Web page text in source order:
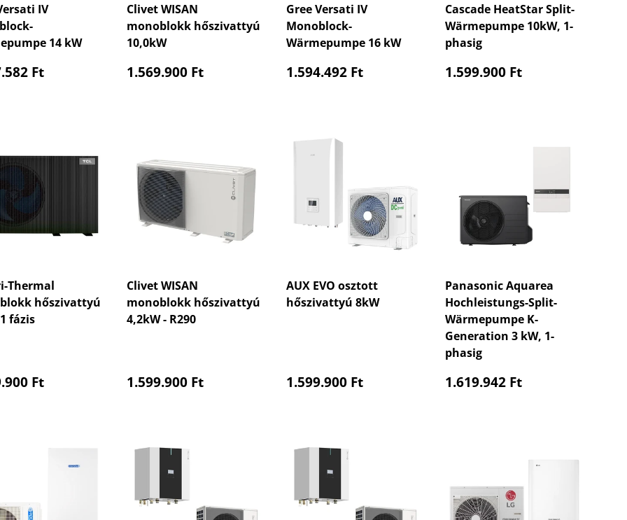
IV
14 kW
Preis
Ft
Clivet WISAN
monoblokk hőszivattyú
10,0kW
Normaler Preis
1.569.900 Ft
Gree Versati IV
Monoblock-
Wärmepumpe 16 kW
Normaler Preis
1.594.492 Ft
Cascade HeatStar Split-
Wärmepumpe 10kW, 1-
phasig
Normaler Preis
1.599.900 Ft
Thermal
hőszivattyú
fázis
Preis
Ft
Clivet WISAN
monoblokk hőszivattyú
4,2kW - R290
Normaler Preis
1.599.900 Ft
AUX EVO osztott
hőszivattyú 8kW
Normaler Preis
1.599.900 Ft
Panasonic Aquarea
Hochleistungs-Split-
Wärmepumpe K-
Generation 3 kW, 1-
phasig
Normaler Preis
1.619.942 Ft